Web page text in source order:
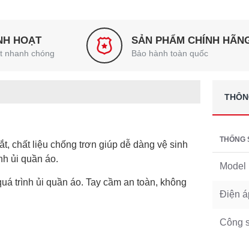
HOẠT
nhanh chóng
SẢN PHẨM CHÍNH
Bảo hành toàn quốc
chất liệu chống trơn giúp dễ dàng vệ sinh
ủi quần áo.
trình ủi quần áo. Tay cầm an toàn, không
THỐNG
Model
Điện
Công